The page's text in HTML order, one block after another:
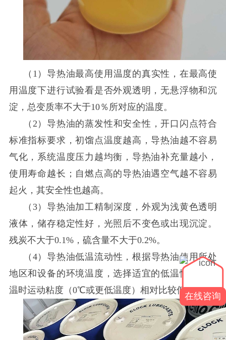
（ 1）导热油最高使用温度的真实性，在最高使
用温度下进行试验看是否外观透明，无悬浮物和沉
淀，总变质率不大于10％所对应的温度。
（ 2）导热油的蒸发性和安全性，开口闪点符合
标准指标要求，初馏点温度越高，导热油越不容易
气化，系统温度压力越均衡，导热油补充量越小，
使用寿命越长；自燃点高的导热油遇空气越不容易
起火，其安全性也越高。
（ 3）导热油加工精制深度，外观为浅黄色透明
液体，储存稳定性好，光照后不变色或出现沉淀。
残炭不大于0.1%，硫含量不大于0.2%。
（ 4）导热油低温流动性，根据导热油使用所处
地区和设备的环境温度，选择适宜的低温性能。低
温时运动粘度（0℃或更低温度）相对比较低。
在线咨询